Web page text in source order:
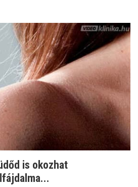
is okozhat